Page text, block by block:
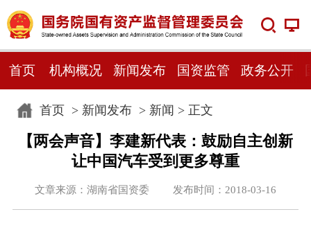
首页 机构概况 新闻发布 国资监管 政务公开
首页> 新闻发布> 新闻 > 正文
【两会声音】李建新代表：鼓励自主创新
让中国汽车受到更多尊重
文章来源：湖南省国资委 发布时间：2018-03-16